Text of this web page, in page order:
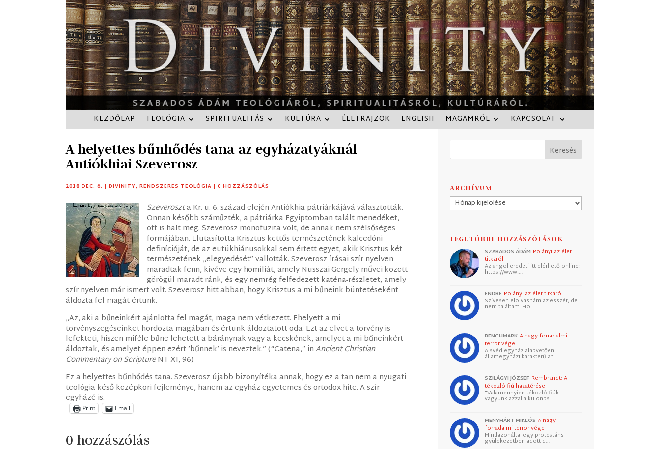
KEZDŐLAP TEOLÓGIA SPIRITUALITÁS KULTÚRA ÉLETRAJZOK ENGLISH MAGAMRÓL KAPCSOLAT
A helyettes bűnhődés tana az egyházatyáknál –
Antiókhiai Szeverosz
2018 DEC. 6. |DIVINITY,RENDSZERES TEOLÓGIA |0 HOZZÁSZÓLÁS
Szeveroszta Kr. u. 6. század elején Antiókhia pátriárkájává választották.
Onnan később száműzték, a pátriárka Egyiptomban talált menedéket,
ott is halt meg. Szeverosz monofüzita volt, de annak nem szélsőséges
formájában. Elutasította Krisztus kettős természetének kalcedóni
definícióját, de az eutükhiánusokkal sem értett egyet, akik Krisztus két
természetének „elegyedését” vallották. Szeverosz írásai szír nyelven
maradtak fenn, kivéve egy homíliát, amely Nüsszai Gergely művei között
görögül maradt ránk, és egy nemrég felfedezett katéna-részletet, amely
szír nyelven már ismert volt. Szeverosz hitt abban, hogy Krisztus a mi bűneink büntetéseként
áldozta fel magát értünk.
„Az, aki a bűneinkért ajánlotta fel magát, maga nem vétkezett. Ehelyett a mi
törvényszegéseinket hordozta magában és értünk áldoztatott oda. Ezt az elvet a törvény is
lefekteti, hiszen miféle bűne lehetett a báránynak vagy a kecskének, amelyet a mi bűneinkért
áldoztak, és amelyet éppen ezért ’bűnnek’ is neveztek.” (“Catena,” inAncient Christian
Commentary on ScriptureNT XI, 96)
Ez a helyettes bűnhődés tana. Szeverosz újabb bizonyítéka annak, hogy ez a tan nem a nyugati
teológia késő-középkori fejleménye, hanem az egyház egyetemes és ortodox hite. A szír
egyházé is.
Print Email
0 hozzászólás
ARCHÍVUM
Archívum
LEGUTÓBBI HOZZÁSZÓLÁSOK
SZABADOS ÁDÁM Polányi az élet
titkáról
Az angol eredeti itt elérhető online:
https://www.…
ENDRE Polányi az élet titkáról
Szívesen elolvasnám az esszét, de
nem találtam. Ho…
BENCHMARK A nagy forradalmi
terror vége
A svéd egyház alapvetően
államegyházi karakterű an…
SZILÁGYI JÓZSEF Rembrandt: A
tékozló fiú hazatérése
"Valamennyien tékozló fiúk
vagyunk azzal a különbs…
MENYHÁRT MIKLÓS A nagy
forradalmi terror vége
Mindazonáltal egy protestáns
gyülekezetben adott d…